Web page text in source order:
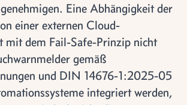
Eine Abhängigkeit der
einer externen Cloud-
mit dem Fail-Safe-Prinzip nicht
gemäß
und DIN 14676-1:2025-05
integriert werden,